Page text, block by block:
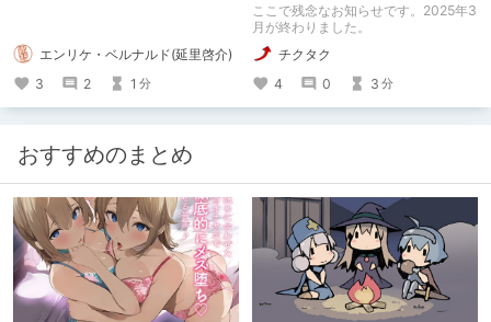
エンリケ・ベルナルド(延里啓介)
3
2 1 分
ここで残念なお知らせです。2025年3
月が終わりました。
チクタク
4
0 3 分
おすすめのまとめ